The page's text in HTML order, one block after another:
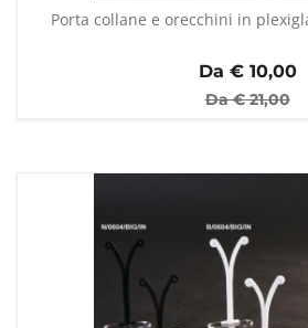
Porta collane e orecchini in
Da €10,00
Da €21,00